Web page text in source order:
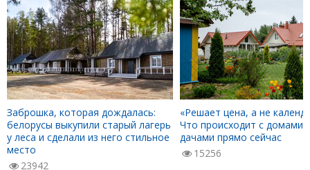
Заброшка, которая дождалась:
белорусы выкупили старый лагерь
у леса и сделали из него стильное
место
23942
«Решает цена, а не
Что происходит с домами
дачами прямо сейчас
15256